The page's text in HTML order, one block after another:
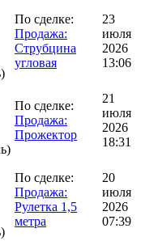
По сделке:
Продажа:
Струбцина
угловая
23
июля
2026
13:06
По сделке:
Продажа:
Прожектор
21
июля
2026
18:31
По сделке:
Продажа:
Рулетка 1,5
метра
20
июля
2026
07:39